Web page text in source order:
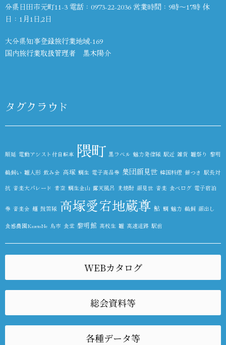
分県日田市元町11-3 電話： 0973-22-2036 営業時間：9時～17時 休
日：1月1日,2日
大分県知事登録旅行業地域-169
国内旅行業取扱管理者 黒木陽介
タグクラウド
順延 電動アシスト付自転車 隈町 黒ラベル 魅力発信隊 駅近 雑貨 雛祭り 黎明
鵜飼い 雛人形 飲み会 高塚 鯛生 電子商品券 集団顔見世 韓国料理 餅つき 駅長対
抗 音楽大パレード 青空 鯛生金山 露天風呂 麦焼酎 顔見世 音楽 食べログ 電子宿泊
券 音楽会 麺 鼓笛隊 高塚愛宕地蔵尊 鮎 鯛 魅力 鵜飼 顔出し
食感農園KazetoNe 鳥市 食堂 黎明館 高校生 雛 高速道路 駅前
WEBカタログ
総会資料等
各種データ等